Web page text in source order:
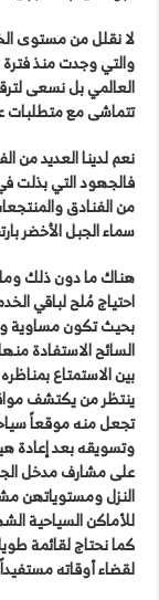
لا نقلل من مستوى
والتي وجدت منذ
العالمي بل نسعى
تتماشى مع متطلبات
نعم لدينا العديد من
فالجهود التي بذلت
من الفنادق
سماء الجبل الأخضر
هناك ما دون ذلك
احتياج مُلح لباقي
بحيث تكون مساوية
السائح الاستفادة
بين الاستمتاع
ينتظر من يكتشف
تجعل منه موقعاً
وتسويقه بعد إعادة
على مشارف مدخل
النزل ومستوياتهن
للأماكن السياحية
كما نحتاج لقائمة
لقضاء أوقاته